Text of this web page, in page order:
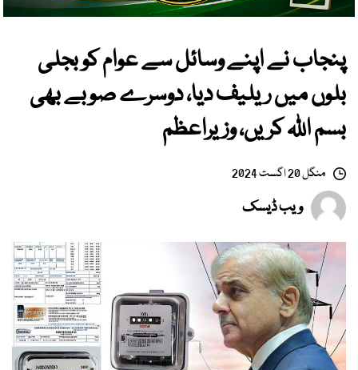
پنجاب نے اپنے وسائل سے عوام کو بجلی
بلوں میں ریلیف دیا، دوسرے صوبے بھی
بسم اللہ کریں، وزیراعظم
منگل 20 اگست 2024
ویب ڈیسک